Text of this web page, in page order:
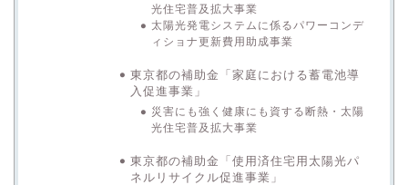
光住宅普及拡大事業
太陽光発電システムに係るパワーコンデ
ィショナ更新費用助成事業
東京都の補助金「家庭における蓄電池導
入促進事業」
災害にも強く健康にも資する断熱・太陽
光住宅普及拡大事業
東京都の補助金「使用済住宅用太陽光パ
ネルリサイクル促進事業」